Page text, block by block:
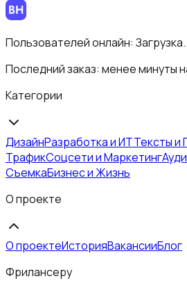
Пользователей онлайн:
Последний заказ: менее минуты
Категории
ДизайнРазработка и ИТТексты и
ТрафикСоцсети и Маркетинг
СъемкаБизнес и Жизнь
О проекте
О проектеИсторияВакансииБлог
Фрилансеру